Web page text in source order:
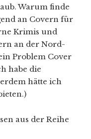
Warum finde
an Covern für
Krimis und
an der Nord-
Problem Cover
habe die
hätte ich
aus der Reihe